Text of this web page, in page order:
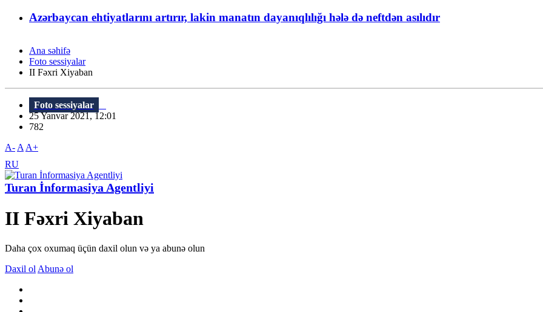
Azərbaycan ehtiyatlarını artırır, lakin manatın dayanıqlılığı hələ də neftdən asılıdır
Ana səhifə
Foto sessiyalar
II Fəxri Xiyaban
Foto sessiyalar
25 Yanvar 2021, 12:01
782
A- A A+
RU
Turan İnformasiya Agentliyi
II Fəxri Xiyaban
Daha çox oxumaq üçün daxil olun və ya abunə olun
Daxil ol Abunə ol